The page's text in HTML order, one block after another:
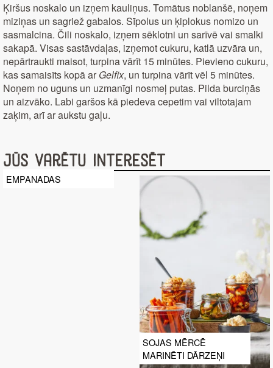
Ķiršus noskalo un izņem kauliņus. Tomātus noblanšē, noņem
miziņas un sagriež gabalos. Sīpolus un ķiplokus nomizo un
sasmalcina. Čili noskalo, izņem sēklotni un sarīvē vai smalki
sakapā. Visas sastāvdaļas, izņemot cukuru, katlā uzvāra un,
nepārtraukti maisot, turpina vārīt 15 minūtes. Pievieno cukuru,
kas samaisīts kopā arGelfix, un turpina vārīt vēl 5 minūtes.
Noņem no uguns un uzmanīgi nosmeļ putas. Pilda burciņās
un aizvāko. Labi garšos kā piedeva cepetim vai viltotajam
zaķim, arī ar aukstu gaļu.
Jūs varētu interesēt
EMPANADAS
SOJAS MĒRCĒ
MARINĒTI DĀRZEŅI